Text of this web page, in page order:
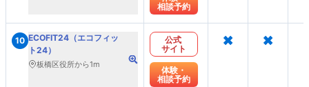
相談予約
10 ECOFIT24（エコフィッ
ト24）
板橋区役所から1m
公式
サイト
体験・
相談予約
× ×